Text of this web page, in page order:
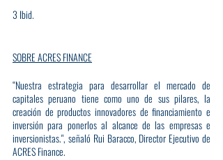
3 Ibid.
SOBRE ACRES FINANCE
“Nuestra estrategia para desarrollar el mercado de
capitales peruano tiene como uno de sus pilares, la
creación de productos innovadores de financiamiento e
inversión para ponerlos al alcance de las empresas e
inversionistas.", señaló Rui Baracco, Director Ejecutivo de
ACRES Finance.